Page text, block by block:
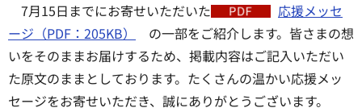
7月15日までにお寄せいただいた
応援メッセ
ージ（PDF：205KB）
の一部をご紹介します。皆さまの想
いをそのままお届けするため、掲載内容はご記入いただい
た原文のままとしております。たくさんの温かい応援メッ
セージをお寄せいただき、誠にありがとうございます。